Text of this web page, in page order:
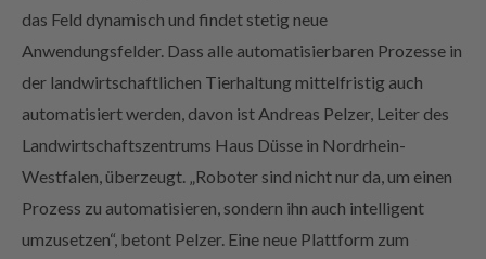
das Feld dynamisch und findet stetig neue
Anwendungsfelder. Dass alle automatisierbaren Prozesse in
der landwirtschaftlichen Tierhaltung mittelfristig auch
automatisiert werden, davon ist Andreas Pelzer, Leiter des
Landwirtschaftszentrums Haus Düsse in Nordrhein-
Westfalen, überzeugt. „Roboter sind nicht nur da, um einen
Prozess zu automatisieren, sondern ihn auch intelligent
umzusetzen“, betont Pelzer. Eine neue Plattform zum